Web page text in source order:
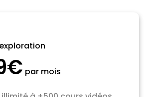
par mois